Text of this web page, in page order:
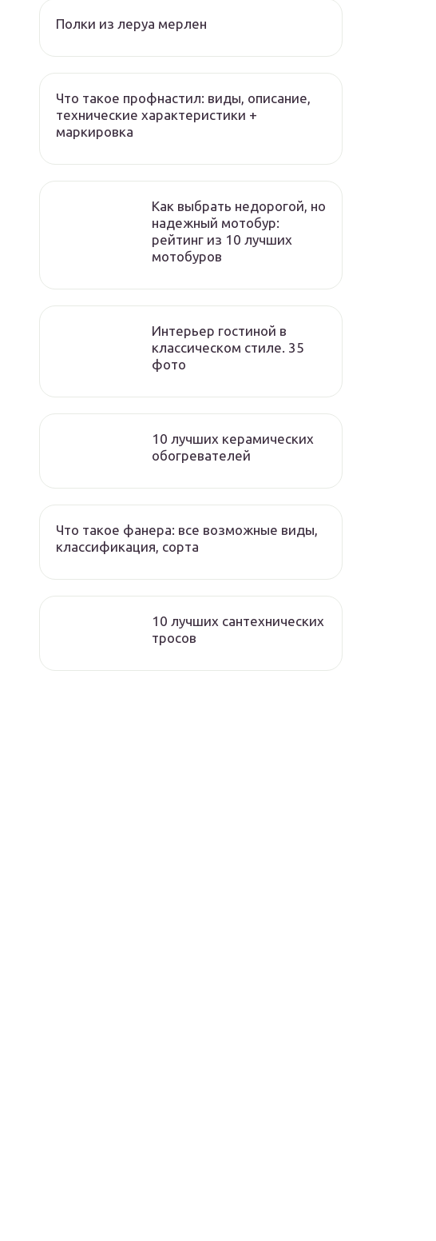
Полки из леруа мерлен
Что такое профнастил: виды, описание,
технические характеристики +
маркировка
Как выбрать недорогой, но
надежный мотобур:
рейтинг из 10 лучших
мотобуров
Интерьер гостиной в
классическом стиле. 35
фото
10 лучших керамических
обогревателей
Что такое фанера: все возможные виды,
классификация, сорта
10 лучших сантехнических
тросов